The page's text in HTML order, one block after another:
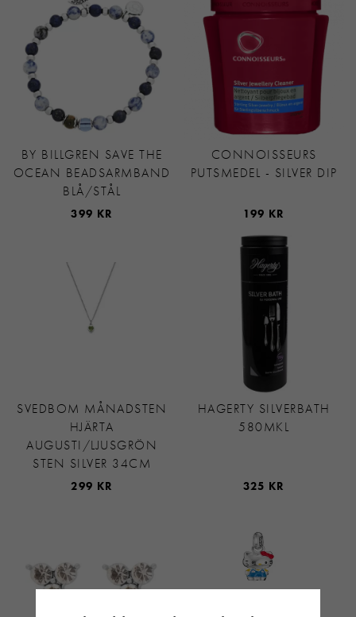
BY BILLGREN SAVE THE
OCEAN BEADSARMBAND
BLÅ/STÅL
399 KR
CONNOISSEURS
PUTSMEDEL - SILVER DIP
199 KR
SVEDBOM MÅNADSTEN
HJÄRTA
AUGUSTI/LJUSGRÖN
STEN SILVER 34CM
299 KR
HAGERTY SILVERBATH
580MKL
325 KR